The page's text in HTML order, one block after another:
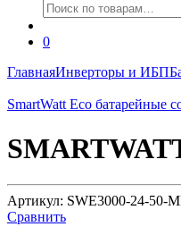
Искать:
0
ГлавнаяИнверторы и ИБП
SmartWatt Eco батарейные
Артикул: SWE3000-24-50-
Сравнить